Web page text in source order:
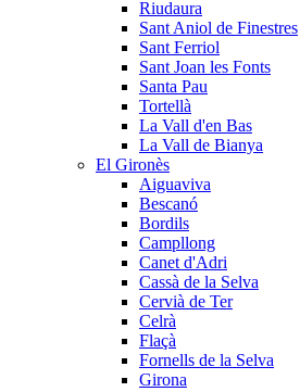
Riudaura
Sant Aniol de Finestres
Sant Ferriol
Sant Joan les Fonts
Santa Pau
Tortellà
La Vall d'en Bas
La Vall de Bianya
El Gironès
Aiguaviva
Bescanó
Bordils
Campllong
Canet d'Adri
Cassà de la Selva
Cervià de Ter
Celrà
Flaçà
Fornells de la Selva
Girona